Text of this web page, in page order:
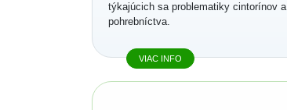
týkajúcich sa problematiky cintorínov a
pohrebníctva.
VIAC INFO